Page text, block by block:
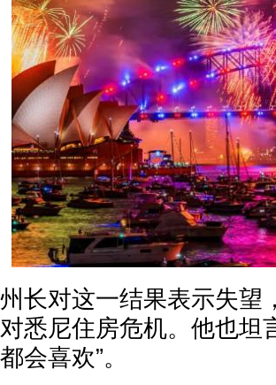
州长对这一结果表示失望
对悉尼住房危机。他也坦
都会喜欢”。